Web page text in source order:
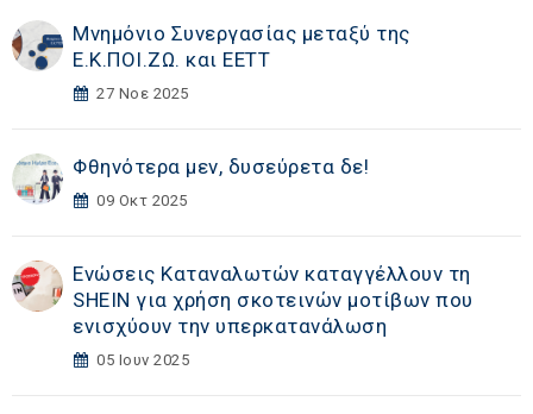
Μνημόνιο Συνεργασίας μεταξύ της
Ε.Κ.ΠΟΙ.ΖΩ. και ΕΕΤΤ
27 Νοε 2025
Φθηνότερα μεν, δυσεύρετα δε!
09 Οκτ 2025
Ενώσεις Καταναλωτών καταγγέλλουν τη
SHEIN για χρήση σκοτεινών μοτίβων που
ενισχύουν την υπερκατανάλωση
05 Ιουν 2025